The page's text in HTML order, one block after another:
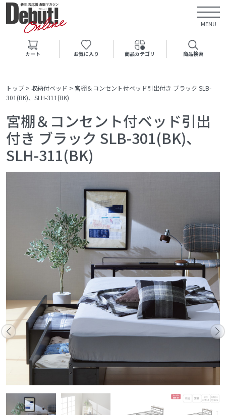
MENU
カート お気に入り 商品カテゴリ 商品検索
トップ > 収納付ベッド > 宮棚＆コンセント付ベッド引出付き ブラック SLB-
301(BK)、SLH-311(BK)
宮棚＆コンセント付ベッド引出
付き ブラック SLB-301(BK)、
SLH-311(BK)